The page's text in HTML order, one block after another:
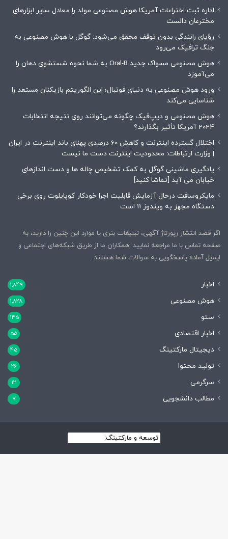
اداره ثبت اختراعات آمریکا هوش مصنوعی مولد را معادل سایر ابزارهای
مخترعان دانست
رؤیای رانندگی بدون توقف محقق می‌شود: گوگل با هوش مصنوعی به
جنگ ترافیک می‌رود
هوش مصنوعی مسواک جدید Oral-B به شما نحوه شستشوی دهان را
می‌آموزد
ورود هوش مصنوعی به دنیای فوتبال؛ این الگوریتم بازیکنان مستعد را
شناسایی می‌کند
هوش مصنوعی و دیپ‌فیک چگونه می‌توانند روی نتیجه انتخابات
2024 آمریکا تأثیر بگذارند؟
اختلال گسترده اینترنت و کاهش 60 درصدی پهنای باند اینترنت در ایران
| وزارت ارتباطات: محدودیت‌ اینترنت دست ما نیست
یادگیری ماشینی گوگل به کمک تشخیص چاله ها و دست اندازهای
خیابان می آید [تماشا کنید]
مایکروسافت درحال آزمایش قابلیت اجرا خودکار کوپایلوت روی برخی
دستگاه مجهز به ویندوز 11 است
اگر قصد انتشار رپورتاژ آگهی، تبلیغات بنری یا موارد این چنین را دارید، به
صفحه تماس با ما مراجعه نمایید. همکاران ما از طریق شبکه‌های اجتماعی و
ایمیل آماده پاسخگویی به سوالات شما هستند.
اخبار 1,849
هوش مصنوعی 1,828
سئو 145
اخبار اقتصادی 55
دیجیتال مارکتینگ 45
تولید محتوا 26
سرگرمی 12
مطالب دانشجویی 7
توسعه و مارکتینگ: